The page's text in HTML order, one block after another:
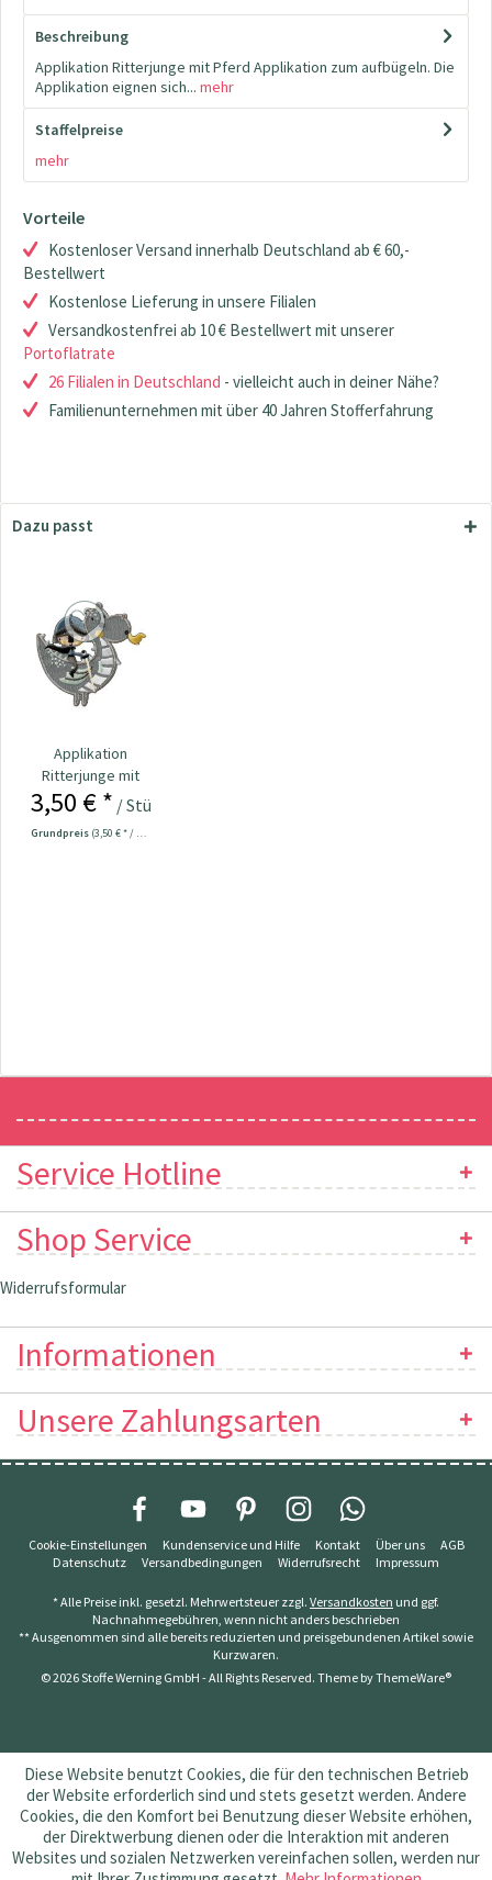
Beschreibung
Applikation Ritterjunge mit Pferd Applikation zum aufbügeln. Die
Applikation eignen sich... mehr
Staffelpreise
mehr
Vorteile
Kostenloser Versand innerhalb Deutschland ab € 60,-
Bestellwert
Kostenlose Lieferung in unsere Filialen
Versandkostenfrei ab 10 € Bestellwert mit unserer
Portoflatrate
26 Filialen in Deutschland - vielleicht auch in deiner Nähe?
Familienunternehmen mit über 40 Jahren Stofferfahrung
Dazu passt
Applikation
Ritterjunge mit
Drachen
3,50 € * / Stück
Grundpreis (3,50 € * / 1 Stück)
Service Hotline
Shop Service
Widerrufsformular
Informationen
Unsere Zahlungsarten
Cookie-Einstellungen Kundenservice und Hilfe Kontakt Über uns
AGB
Datenschutz
Versandbedingungen Widerrufsrecht Impressum
* Alle Preise inkl. gesetzl. Mehrwertsteuer zzgl. Versandkosten und ggf.
Nachnahmegebühren, wenn nicht anders beschrieben
** Ausgenommen sind alle bereits reduzierten und preisgebundenen Artikel sowie
Kurzwaren.
© 2026 Stoffe Werning GmbH - All Rights Reserved. Theme byThemeWare®
Diese Website benutzt Cookies, die für den technischen Betrieb
der Website erforderlich sind und stets gesetzt werden. Andere
Cookies, die den Komfort bei Benutzung dieser Website erhöhen,
der Direktwerbung dienen oder die Interaktion mit anderen
Websites und sozialen Netzwerken vereinfachen sollen, werden nur